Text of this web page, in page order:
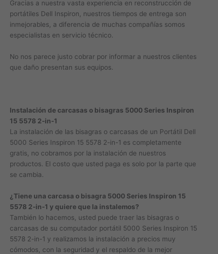
Gracias a nuestra vasta experiencia en reconstrucción de
portátiles Dell Inspiron, nuestros tiempos de entrega son
inmejorables, a diferencia de muchas compañías somos
especialistas en servicio técnico.
No nos parece justo cobrar por informar a nuestros clientes
que daño presentan sus equipos.
Instalación de carcasas o bisagras 5000 Series Inspiron
15 5578 2-in-1
La instalación de las bisagras o carcasas de un Portátil Dell
5000 Series Inspiron 15 5578 2-in-1 es completamente
gratis, no cobramos por la instalación de nuestros
productos. El costo que usted paga es solo por la parte que
se cambia.
¿Tiene una carcasa o bisagra 5000 Series Inspiron 15
5578 2-in-1 y quiere que la instalemos?
También lo hacemos, usted puede traer las bisagras o
carcasas de su computador portátil 5000 Series Inspiron 15
5578 2-in-1 y realizamos la instalación a precios muy
cómodos, con la seguridad y el respaldo de la mejor